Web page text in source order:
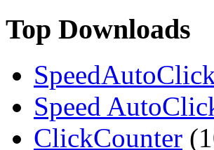
Top Downloads
Speed
ClickCounter